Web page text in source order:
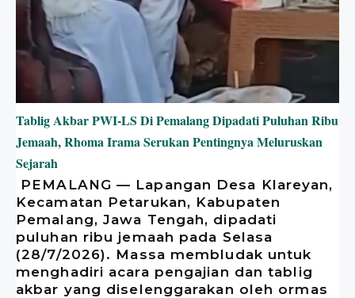
Tablig Akbar PWI-LS Di Pemalang Dipadati Puluhan Ribu
Jemaah, Rhoma Irama Serukan Pentingnya Meluruskan
Sejarah
​ PEMALANG — Lapangan Desa Klareyan,
Kecamatan Petarukan, Kabupaten
Pemalang, Jawa Tengah, dipadati
puluhan ribu jemaah pada Selasa
(28/7/2026). Massa membludak untuk
menghadiri acara pengajian dan tablig
akbar yang diselenggarakan oleh ormas